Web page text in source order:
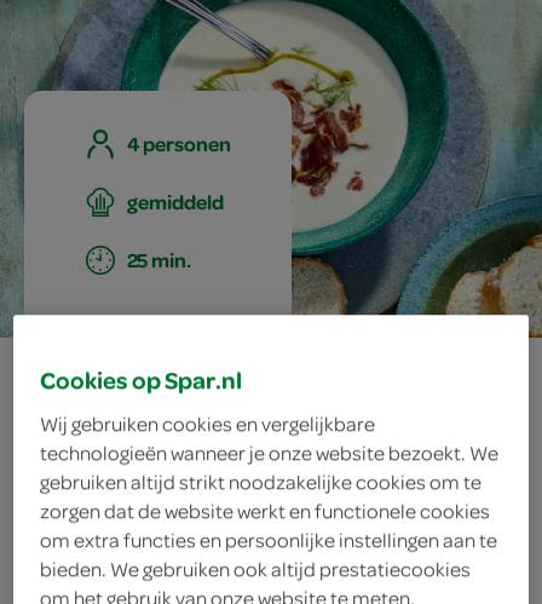
4 personen
gemiddeld
25 min.
venkelcrèmesoep
met
pancettakruim
Cookies op Spar.nl
Wij gebruiken cookies en vergelijkbare
technologieën wanneer je onze website bezoekt. We
gebruiken altijd strikt noodzakelijke cookies om te
zorgen dat de website werkt en functionele cookies
om extra functies en persoonlijke instellingen aan te
bieden. We gebruiken ook altijd prestatiecookies
om het gebruik van onze website te meten,